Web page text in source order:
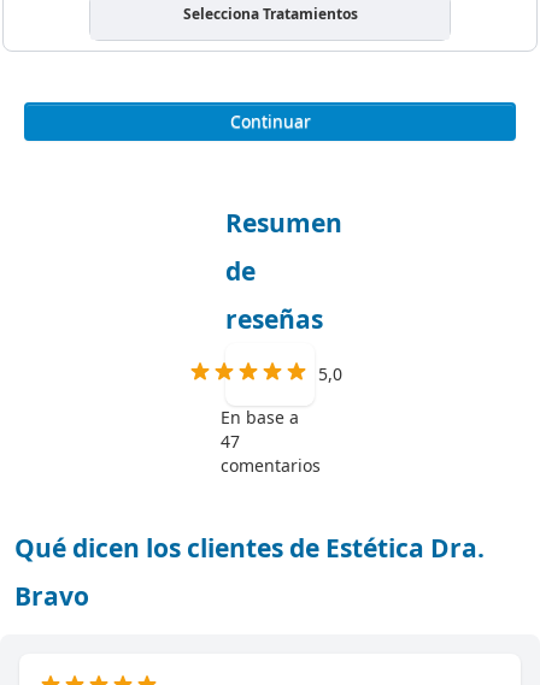
Selecciona Tratamientos
Continuar
Resumen
de
reseñas
5,0
En base a
47
comentarios
Qué dicen los clientes de Estética Dra.
Bravo